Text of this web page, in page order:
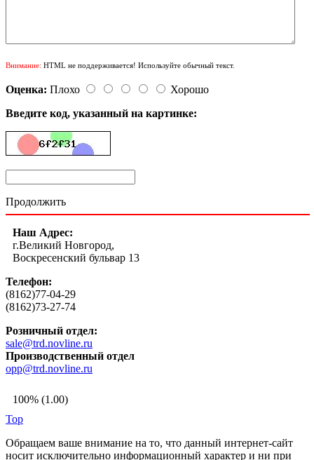
Внимание: HTML не поддерживается! Используйте обычный текст.
Оценка: Плохо
Хорошо
Введите код, указанный на картинке:
Продолжить
Наш Адрес:
г.Великий Новгород,
Воскресенский бульвар 13
Телефон:
(8162)77-04-29
(8162)73-27-74
Розничный отдел:
sale@trd.novline.ru
Производственный отдел
opp@trd.novline.ru
100% (1.00)
Top
Обращаем ваше внимание на то, что данный интернет-сайт
носит исключительно информационный характер и ни при